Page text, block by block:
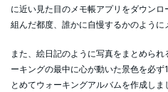
に近い見た目のメモ帳アプリをダウン
組んだ都度、誰かに自慢するかのように
また、絵日記のように写真をまとめら
ーキングの最中に心が動いた景色を必
とめてウォーキングアルバムを作成し